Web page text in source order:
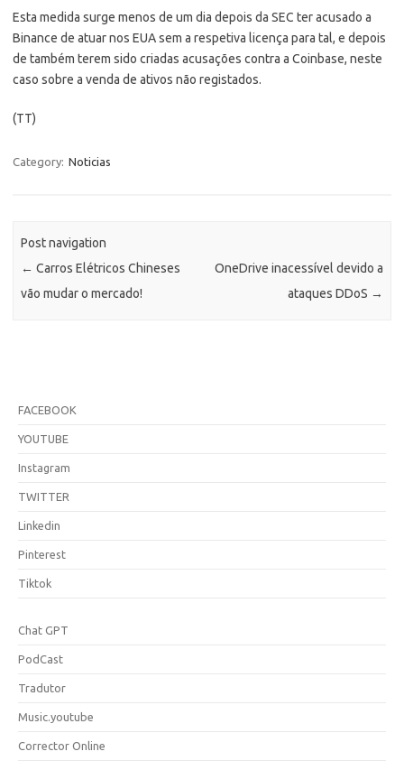
Esta medida surge menos de um dia depois da SEC ter acusado a
Binance de atuar nos EUA sem a respetiva licença para tal, e depois
de também terem sido criadas acusações contra a Coinbase, neste
caso sobre a venda de ativos não registados.
(TT)
Category: Noticias
Post navigation
← Carros Elétricos Chineses
vão mudar o mercado!
OneDrive inacessível devido a
ataques DDoS →
FACEBOOK
YOUTUBE
Instagram
TWITTER
Linkedin
Pinterest
Tiktok
Chat GPT
PodCast
Tradutor
Music.youtube
Corrector Online